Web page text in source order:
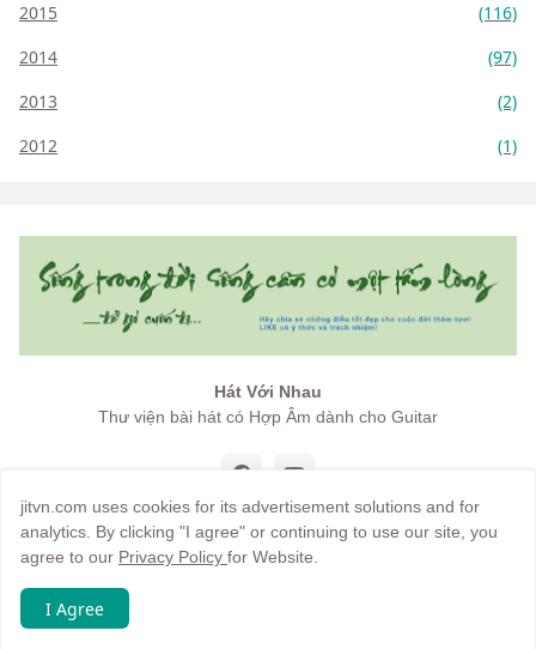
2015
(116)
2014
(97)
2013
(2)
2012
(1)
Hát Với Nhau
Thư viện bài hát có Hợp Âm dành cho Guitar
Copyright by
Trang chủ
jitvn.com uses cookies for its advertisement solutions and for
analytics. By clicking "I agree" or continuing to use our site, you
agree to our Privacy Policy for Website.
I Agree